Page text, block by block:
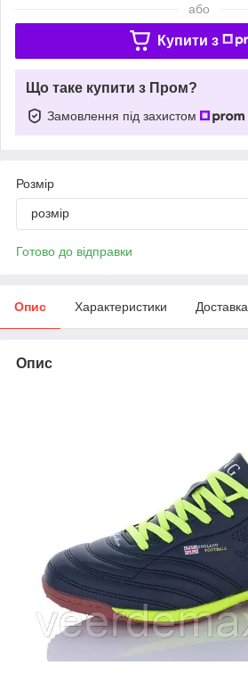
або
Купити з
Що таке купити з Пром?
Замовлення під захистом
Розмір
розмір
Готово до відправки
Опис Характеристики Доставка
Опис